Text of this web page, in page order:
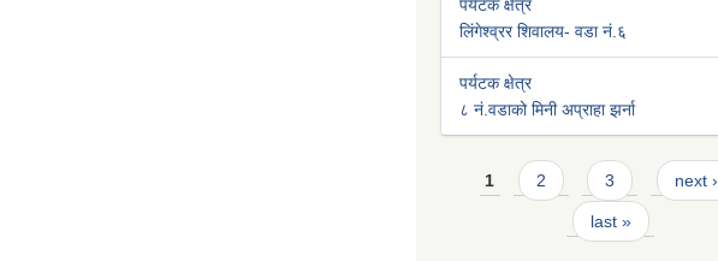
पर्यटक क्षेत्र
लिंगेश्व्रर शिवालय- वडा नं.६
पर्यटक क्षेत्र
८ नं.वडाको मिनी अप्राहा झर्ना
Pages
1 2 3 next ›
last »